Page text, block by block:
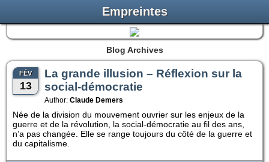
Empreintes
Blog Archives
FÉV
13
La grande illusion – Réflexion sur la
social-démocratie
Author: Claude Demers
Née de la division du mouvement ouvrier sur les enjeux de la
guerre et de la révolution, la social-démocratie au fil des ans,
n’a pas changée. Elle se range toujours du côté de la guerre et
du capitalisme.